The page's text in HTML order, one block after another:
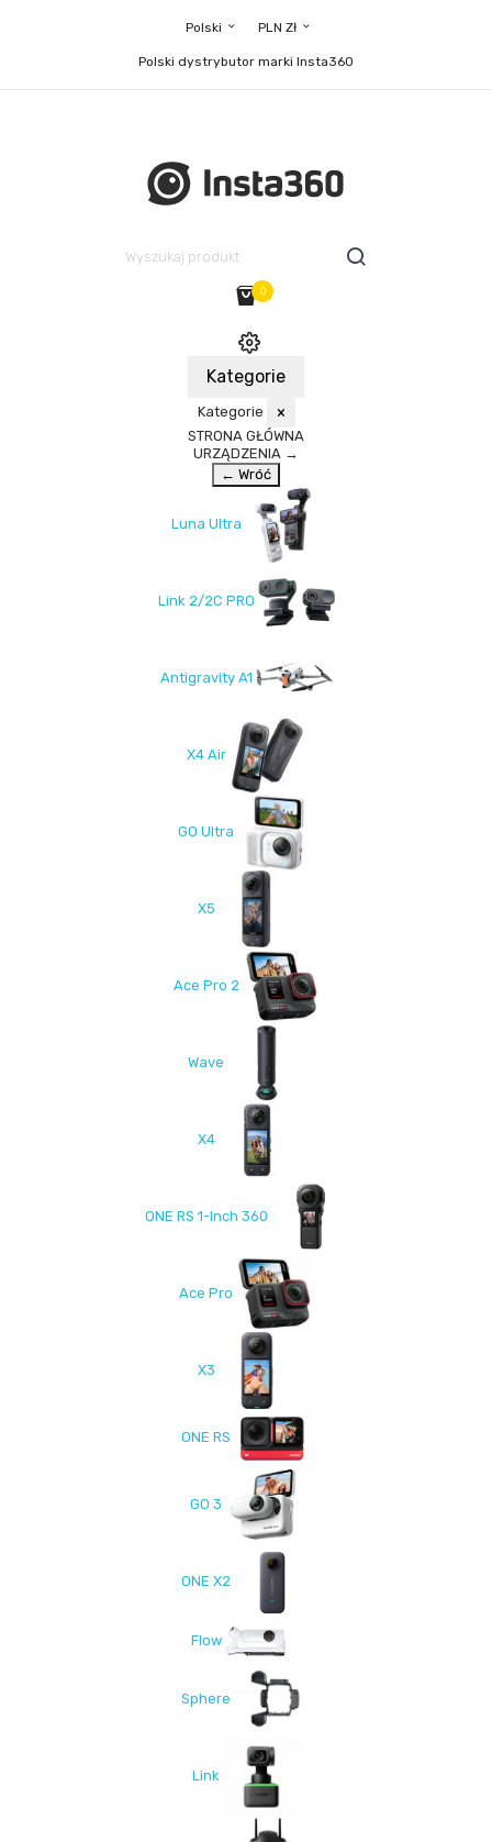
Polski PLN Zł
Polski dystrybutor marki Insta360
0
Kategorie
Kategorie ×
STRONA GŁÓWNA
URZĄDZENIA →
← Wróć
Luna Ultra
Link 2/2C PRO
Antigravity A1
X4 Air
GO Ultra
X5
Ace Pro 2
Wave
X4
ONE RS 1-Inch 360
Ace Pro
X3
ONE RS
GO 3
ONE X2
Flow
Sphere
Link